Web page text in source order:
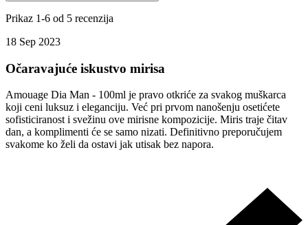
Prikaz 1-6 od 5 recenzija
18 Sep 2023
Očaravajuće iskustvo mirisa
Amouage Dia Man - 100ml je pravo otkriće za svakog muškarca
koji ceni luksuz i eleganciju. Već pri prvom nanošenju osetićete
sofisticiranost i svežinu ove mirisne kompozicije. Miris traje čitav
dan, a komplimenti će se samo nizati. Definitivno preporučujem
svakome ko želi da ostavi jak utisak bez napora.